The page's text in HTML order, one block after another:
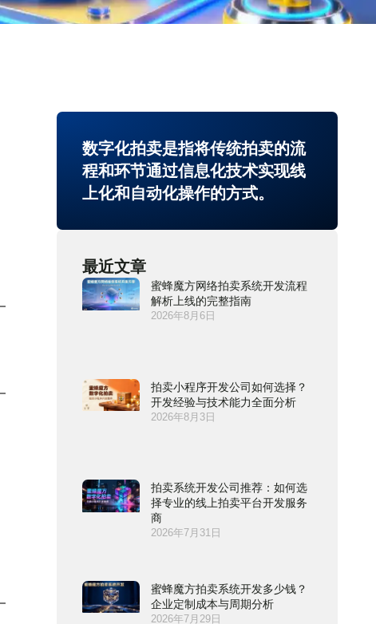
数字化拍卖是指将传统拍卖的流
程和环节通过信息化技术实现线
上化和自动化操作的方式。
最近文章
蜜蜂魔方网络拍卖系统开发流程
解析上线的完整指南
2026年8月6日
拍卖小程序开发公司如何选择？
开发经验与技术能力全面分析
2026年8月3日
拍卖系统开发公司推荐：如何选
择专业的线上拍卖平台开发服务
商
2026年7月31日
蜜蜂魔方拍卖系统开发多少钱？
企业定制成本与周期分析
2026年7月29日